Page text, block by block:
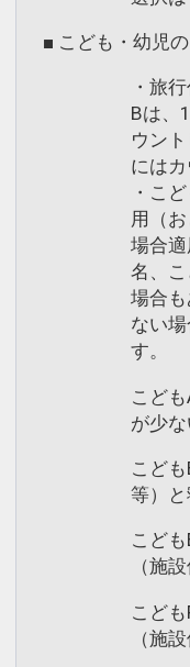
■ こども・幼児
・旅
Bは、
ウン
にはカ
・こ
用（
場合
名、
場合
ない
す。
こど
が少
こど
等）
こど
（施
こど
（施